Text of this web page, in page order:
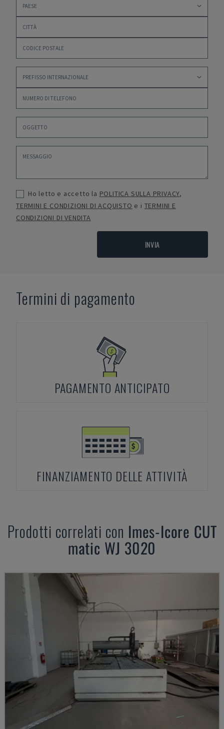
Ho letto e accetto la POLITICA SULLA PRIVACY,
TERMINI E CONDIZIONI DI ACQUISTO e i TERMINI E
CONDIZIONI DI VENDITA
INVIA
Termini di pagamento
PAGAMENTO ANTICIPATO
FINANZIAMENTO DELLE ATTIVITÀ
Prodotti correlati con Imes-Icore CUT
matic WJ 3020